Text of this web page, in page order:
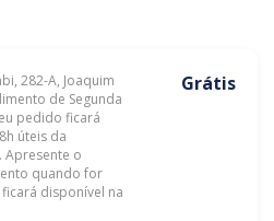
282-A, Joaquim
de Segunda
pedido ficará
úteis da
Apresente o
quando for
disponível na
Grátis